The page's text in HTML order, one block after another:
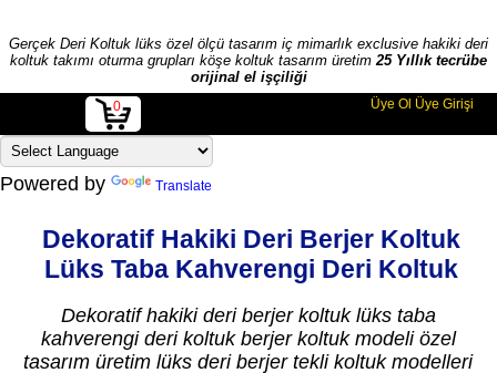
Gerçek Deri Koltuk lüks özel ölçü tasarım iç mimarlık exclusive hakiki deri
koltuk takımı oturma grupları köşe koltuk tasarım üretim25 Yıllık tecrübe
orijinal el işçiliği
0 Üye Ol Üye Girişi
Powered by Translate
Dekoratif Hakiki Deri Berjer Koltuk
Lüks Taba Kahverengi Deri Koltuk
Dekoratif hakiki deri berjer koltuk lüks taba
kahverengi deri koltuk berjer koltuk modeli özel
tasarım üretim lüks deri berjer tekli koltuk modelleri